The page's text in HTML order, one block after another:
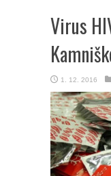
Virus
1. 12. 2016